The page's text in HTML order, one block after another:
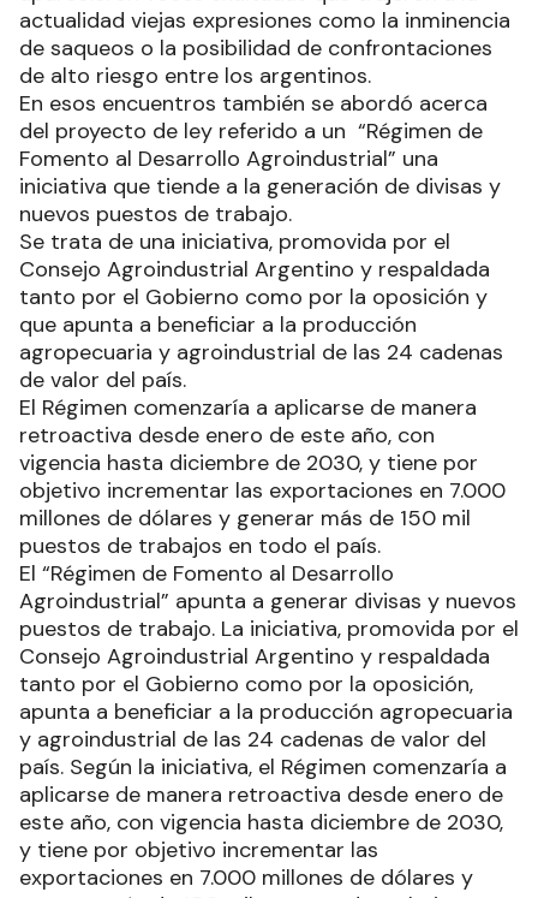
actualidad viejas expresiones como la inminencia
de saqueos o la posibilidad de confrontaciones
de alto riesgo entre los argentinos.
En esos encuentros también se abordó acerca
del proyecto de ley referido a un “Régimen de
Fomento al Desarrollo Agroindustrial” una
iniciativa que tiende a la generación de divisas y
nuevos puestos de trabajo.
Se trata de una iniciativa, promovida por el
Consejo Agroindustrial Argentino y respaldada
tanto por el Gobierno como por la oposición y
que apunta a beneficiar a la producción
agropecuaria y agroindustrial de las 24 cadenas
de valor del país.
El Régimen comenzaría a aplicarse de manera
retroactiva desde enero de este año, con
vigencia hasta diciembre de 2030, y tiene por
objetivo incrementar las exportaciones en 7.000
millones de dólares y generar más de 150 mil
puestos de trabajos en todo el país.
El “Régimen de Fomento al Desarrollo
Agroindustrial” apunta a generar divisas y nuevos
puestos de trabajo. La iniciativa, promovida por el
Consejo Agroindustrial Argentino y respaldada
tanto por el Gobierno como por la oposición,
apunta a beneficiar a la producción agropecuaria
y agroindustrial de las 24 cadenas de valor del
país. Según la iniciativa, el Régimen comenzaría a
aplicarse de manera retroactiva desde enero de
este año, con vigencia hasta diciembre de 2030,
y tiene por objetivo incrementar las
exportaciones en 7.000 millones de dólares y